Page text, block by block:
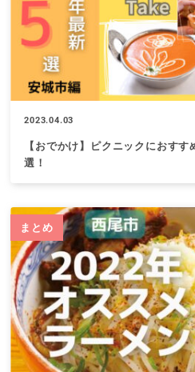
2023.04.03
【おでかけ】ピクニックにおす
選！
まとめ